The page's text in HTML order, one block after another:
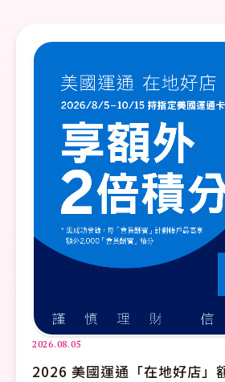
#
運通「在地好店」額外積分優惠